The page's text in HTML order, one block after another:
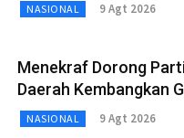
NASIONAL 9 Agt 2026
Menekraf Dorong
Daerah Kembangkan
NASIONAL 9 Agt 2026